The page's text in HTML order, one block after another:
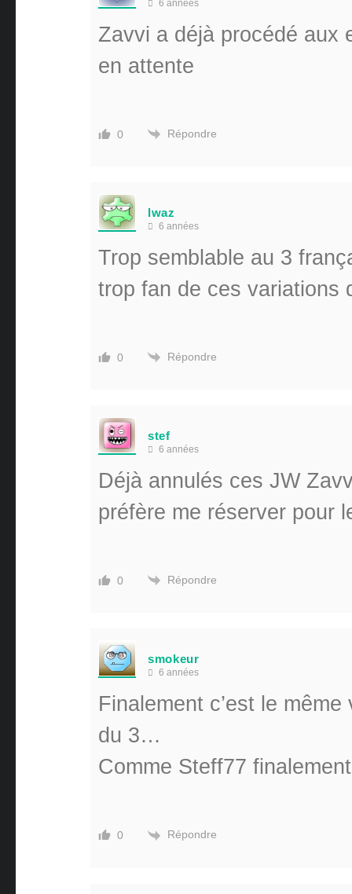
6 années
Zavvi a déjà procédé aux
en attente
0 Répondre
lwaz
6 années
Trop semblable au 3
trop fan de ces variations
0 Répondre
stef
6 années
Déjà annulés ces JW
préfère me réserver pour
0 Répondre
smokeur
6 années
Finalement c’est le
du 3…
Comme Steff77
0 Répondre